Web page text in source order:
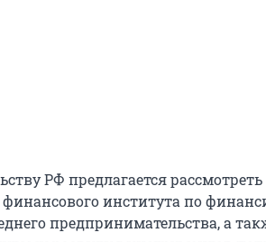
РФ предлагается
института по
предпринимательства, а